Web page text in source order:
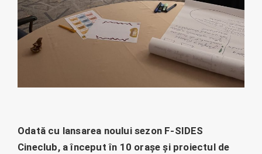
Odată cu lansarea noului sezon F-SIDES
Cineclub, a început în 10 orașe și proiectul de